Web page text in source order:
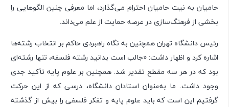
حامیان به نیت حامیان احترام می‌گذارد، اما معرفی چنین الگوهایی را
بخشی از فرهنگ‌سازی در عرصه حمایت از علم می‌داند.
رئیس دانشگاه تهران همچنین به نگاه راهبردی حاکم بر انتخاب رشته‌ها
اشاره کرد و اظهار داشت: «جالب است بدانید رشته فلسفه، تنها رشته‌ای
بود که در هر سه مقطع تقدیر شد. همچنین بر علوم پایه تأکید جدی
وجود داشت. ما به‌عنوان استادان دانشگاه، درسی که از این حرکت
گرفتیم این است که باید علوم پایه و تفکر فلسفی را بیش از گذشته